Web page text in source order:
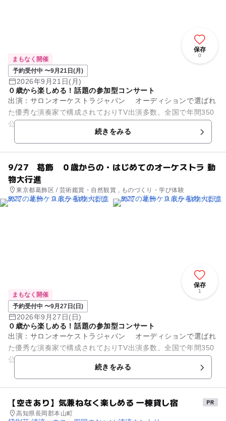
保存
0
まもなく開催
予約受付中 〜9月21日(月)
2026年9月21日(月)
０歳から楽しめる！話題の参加型コンサート
出演：サロンオーケストラジャパン オーディションで選ばれ
た優秀な演奏家で構成されておりTV出演多数。全国で年間350
公演開催の人気団体です。 0歳の赤ちゃんから参加できる、全
続きをみる
9/27 葛飾 ０歳からの・はじめてのオーケストラ 動
物大行進
東京都葛飾区 / 芸術鑑賞・自然観賞 , ものづくり・学び体験
保存
1
まもなく開催
予約受付中 〜9月27日(日)
2026年9月27日(日)
０歳から楽しめる！話題の参加型コンサート
出演：サロンオーケストラジャパン オーディションで選ばれ
た優秀な演奏家で構成されておりTV出演多数。全国で年間350
公演開催の人気団体です。 0歳の赤ちゃんから参加できる、全
続きをみる
【空きあり】気兼ねなく楽しめる 一棟貸し宿
高知県長岡郡本山町